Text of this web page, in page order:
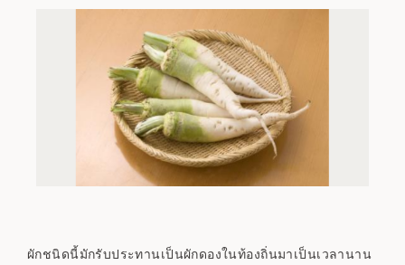
ผักชนิดนี้มักรับประทานเป็นผักดองในท้องถิ่นมาเป็นเวลานาน